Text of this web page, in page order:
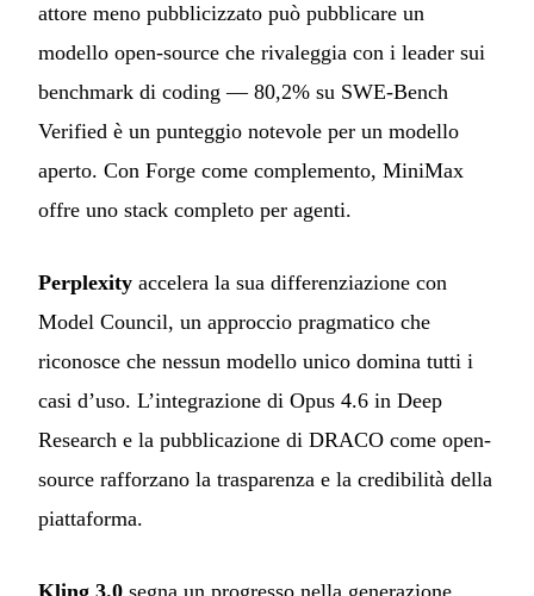
attore meno pubblicizzato può pubblicare un
modello open-source che rivaleggia con i leader sui
benchmark di coding — 80,2% su SWE-Bench
Verified è un punteggio notevole per un modello
aperto. Con Forge come complemento, MiniMax
offre uno stack completo per agenti.
Perplexity accelera la sua differenziazione con
Model Council, un approccio pragmatico che
riconosce che nessun modello unico domina tutti i
casi d’uso. L’integrazione di Opus 4.6 in Deep
Research e la pubblicazione di DRACO come open-
source rafforzano la trasparenza e la credibilità della
piattaforma.